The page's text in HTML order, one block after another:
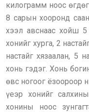
килограмм ноос
8 сарын хооронд
хээл авснаас хойш 5
хонийг хурга, 2
настайг хязаалан, 5
хонь гэдэг. Хонь
өвс ногоог ёзоороор
үеэр хонийг
хонины ноос